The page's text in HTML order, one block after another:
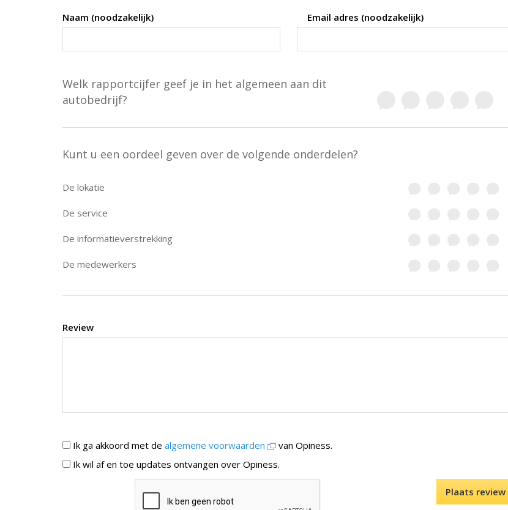
Naam (noodzakelijk) Email adres (noodzakelijk)
Welk rapportcijfer geef je in het algemeen aan dit
autobedrijf?
Kunt u een oordeel geven over de volgende onderdelen?
De lokatie
De service
De informatieverstrekking
De medewerkers
Review
Ik ga akkoord met de algemene voorwaarden
van Opiness.
Ik wil af en toe updates ontvangen over Opiness.